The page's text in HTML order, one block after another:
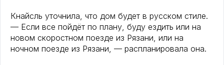
Кнайсль уточнила, что дом будет в русском стиле.
— Если все пойдёт по плану, буду ездить или на
новом скоростном поезде из Рязани, или на
ночном поезде из Рязани, — распланировала она.